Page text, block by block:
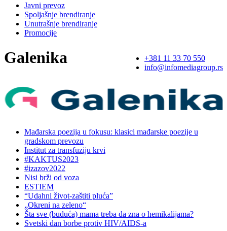
Javni prevoz
Spoljašnje brendiranje
Unutrašnje brendiranje
Promocije
+381 11 33 70 550
info@infomediagroup.rs
Galenika
Mađarska poezija u fokusu: klasici mađarske poezije u
gradskom prevozu
Institut za transfuziju krvi
#KAKTUS2023
#izazov2022
Nisi brži od voza
ESTIEM
“Udahni život-zaštiti pluća”
„Okreni na zeleno“
Šta sve (buduća) mama treba da zna o hemikalijama?
Svetski dan borbe protiv HIV/AIDS-a